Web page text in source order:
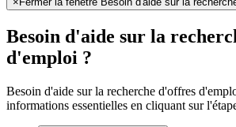
Besoin d'aide sur la
d'emploi ?
Besoin d'aide sur la recherche d'offres
informations essentielles en cliquant sur